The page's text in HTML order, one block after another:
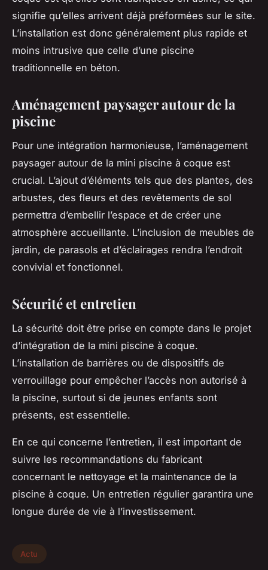
signifie qu’elles arrivent déjà préformées sur le site.
L’installation est donc généralement plus rapide et
moins intrusive que celle d’une piscine
traditionnelle en béton.
Aménagement paysager autour de la
piscine
Pour une intégration harmonieuse, l’aménagement
paysager autour de la mini piscine à coque est
crucial. L’ajout d’éléments tels que des plantes, des
arbustes, des fleurs et des revêtements de sol
permettra d’embellir l’espace et de créer une
atmosphère accueillante. L’inclusion de meubles de
jardin, de parasols et d’éclairages rendra l’endroit
convivial et fonctionnel.
Sécurité et entretien
La sécurité doit être prise en compte dans le projet
d’intégration de la mini piscine à coque.
L’installation de barrières ou de dispositifs de
verrouillage pour empêcher l’accès non autorisé à
la piscine, surtout si de jeunes enfants sont
présents, est essentielle.
En ce qui concerne l’entretien, il est important de
suivre les recommandations du fabricant
concernant le nettoyage et la maintenance de la
piscine à coque. Un entretien régulier garantira une
longue durée de vie à l’investissement.
Actu